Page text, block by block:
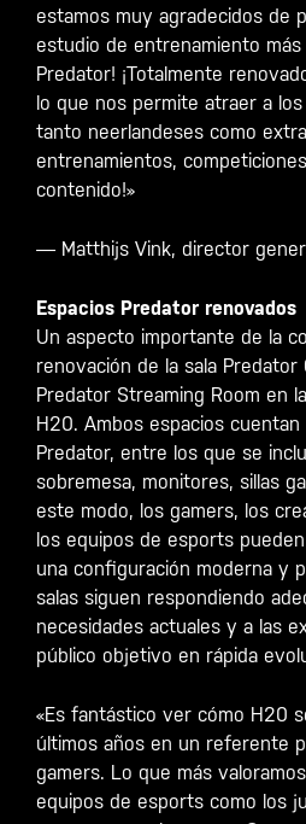
estamos muy agradecidos de
estudio de entrenamiento más
Predator! ¡Totalmente
lo que nos permite atraer a
tanto neerlandeses como
entrenamientos,
contenido!»
— Matthijs Vink, director
Espacios Predator renovados
Un aspecto importante de la
renovación de la sala Predator
Predator Streaming Room en
H20. Ambos espacios
Predator, entre los que se
sobremesa, monitores, sillas
este modo, los gamers, los
los equipos de esports
una configuración moderna y
salas siguen respondiendo
necesidades actuales y a las
público objetivo en rápida
«Es fantástico ver cómo H20
últimos años en un referente
gamers. Lo que más
equipos de esports como los